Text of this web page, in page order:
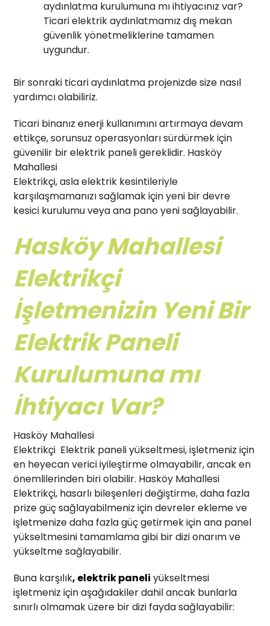
aydınlatma kurulumuna mı ihtiyacınız var?
Ticari elektrik aydınlatmamız dış mekan
güvenlik yönetmeliklerine tamamen
uygundur.
Bir sonraki ticari aydınlatma projenizde size nasıl
yardımcı olabiliriz.
Ticari binanız enerji kullanımını artırmaya devam
ettikçe, sorunsuz operasyonları sürdürmek için
güvenilir bir elektrik paneli gereklidir. Hasköy
Mahallesi
Elektrikçi, asla elektrik kesintileriyle
karşılaşmamanızı sağlamak için yeni bir devre
kesici kurulumu veya ana pano yeni sağlayabilir.
Hasköy Mahallesi
Elektrikçi
İşletmenizin Yeni Bir
Elektrik Paneli
Kurulumuna mı
İhtiyacı Var?
Hasköy Mahallesi
Elektrikçi Elektrik paneli yükseltmesi, işletmeniz için
en heyecan verici iyileştirme olmayabilir, ancak en
önemlilerinden biri olabilir. Hasköy Mahallesi
Elektrikçi, hasarlı bileşenleri değiştirme, daha fazla
prize güç sağlayabilmeniz için devreler ekleme ve
işletmenize daha fazla güç getirmek için ana panel
yükseltmesini tamamlama gibi bir dizi onarım ve
yükseltme sağlayabilir.
Buna karşılık, elektrik paneli yükseltmesi
işletmeniz için aşağıdakiler dahil ancak bunlarla
sınırlı olmamak üzere bir dizi fayda sağlayabilir: